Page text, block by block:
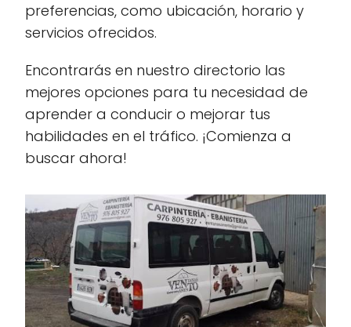
preferencias, como ubicación, horario y
servicios ofrecidos.
Encontrarás en nuestro directorio las
mejores opciones para tu necesidad de
aprender a conducir o mejorar tus
habilidades en el tráfico. ¡Comienza a
buscar ahora!